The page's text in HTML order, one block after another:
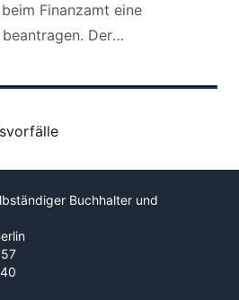
Finanzamt eine
Der
Buchhalter und